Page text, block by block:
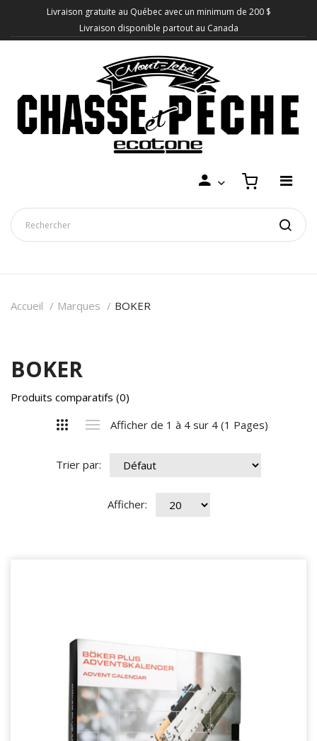
Livraison gratuite au Québec avec un minimum de 200 $
Livraison disponible partout au Canada
Accueil Marques BOKER
BOKER
Produits comparatifs (0)
Afficher de 1 à 4 sur 4 (1 Pages)
Trier par:
Afficher: